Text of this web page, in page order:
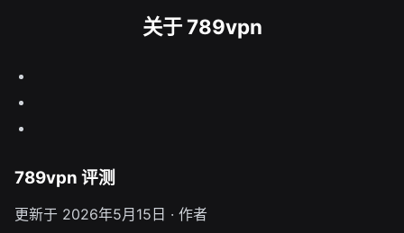
关于 789vpn
789vpn 评测
更新于 2026年5月15日 · 作者